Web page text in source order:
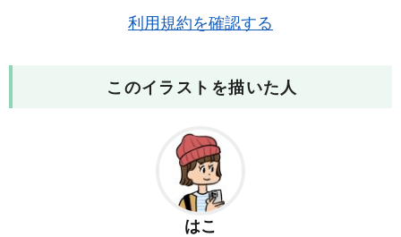
利用規約を確認する
このイラストを描いた人
はこ